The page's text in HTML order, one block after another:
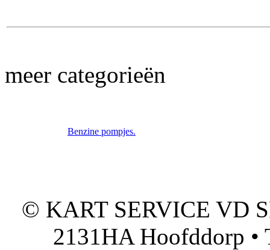
meer categorieën
Benzine pompjes.
© KART SERVICE VD
2131HA Hoofddorp •